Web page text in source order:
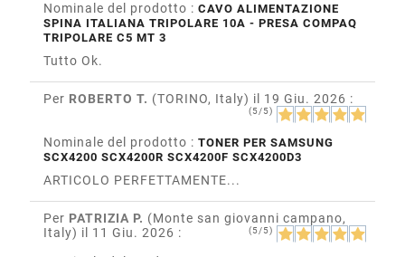
Nominale del prodotto : CAVO ALIMENTAZIONE
SPINA ITALIANA TRIPOLARE 10A - PRESA COMPAQ
TRIPOLARE C5 MT 3
Tutto Ok.
Per ROBERTO T. (TORINO, Italy) il 19 Giu. 2026 :
(5/5)
Nominale del prodotto : TONER PER SAMSUNG
SCX4200 SCX4200R SCX4200F SCX4200D3
ARTICOLO PERFETTAMENTE...
Per PATRIZIA P. (Monte san giovanni campano,
Italy) il 11 Giu. 2026 : (5/5)